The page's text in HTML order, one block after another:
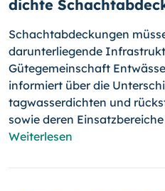
dichte
Schachtabdeckungen
darunterliegende
Gütegemeinschaft
informiert über die
tagwasserdichten und
sowie deren
Weiterlesen